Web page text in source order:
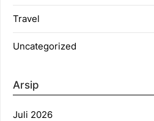
Travel
Uncategorized
Arsip
Juli 2026